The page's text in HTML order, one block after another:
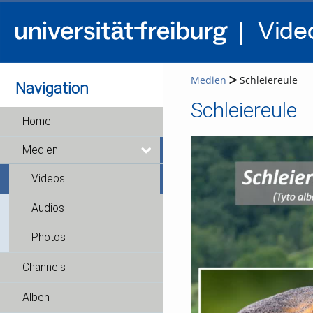
Navigation
Home
Medien
Videos
Audios
Photos
Channels
Alben
Medien Schleiereule
Schleiereule